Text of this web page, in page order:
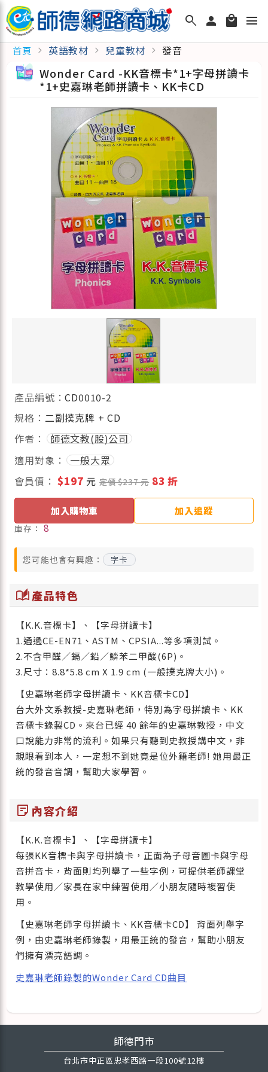
search person local_mall menu
首頁 chevron_right 英語教材 chevron_right 兒童教材 chevron_right 發音
Wonder Card -KK音標卡*1+字母拼讀卡
*1+史嘉琳老師拼讀卡、KK卡CD
產品編號：CD0010-2
規格： 二副撲克牌 + CD
作者：
師德文教(股)公司
適用對象：
一般大眾
會員價： $197 元定價 $237 元 83 折
加入購物車 加入追蹤
庫存： 8
您可能也會有興趣： 字卡
auto_stories產品特色
【K.K.音標卡】、【字母拼讀卡】
1.通過CE-EN71、ASTM、CPSIA...等多項測試。
2.不含甲醛／鎘／鉛／鱗苯二甲酸(6P)。
3.尺寸：8.8*5.8 cm X 1.9 cm (一般撲克牌大小)。
【史嘉琳老師字母拼讀卡、KK音標卡CD】
台大外文系教授-史嘉琳老師，特別為字母拼讀卡、KK
音標卡錄製CD。來台已經 40 餘年的史嘉琳教授，中文
口說能力非常的流利。如果只有聽到史教授講中文，非
親眼看到本人，一定想不到她竟是位外籍老師! 她用最正
統的發音音調，幫助大家學習。
sticky_note_2 內容介紹
【K.K.音標卡】、【字母拼讀卡】
每張KK音標卡與字母拼讀卡，正面為子母音圖卡與字母
音拼音卡，背面則均列舉了一些字例，可提供老師課堂
教學使用／家長在家中練習使用／小朋友隨時複習使
用。
【史嘉琳老師字母拼讀卡、KK音標卡CD】 背面列舉字
例，由史嘉琳老師錄製，用最正統的發音，幫助小朋友
們擁有漂亮語調。
史嘉琳老師錄製的Wonder Card CD曲目
師德門市
台北市中正區忠孝西路一段100號12樓